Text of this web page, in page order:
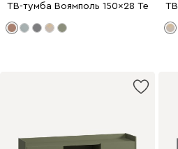
ТВ-тумба Воямполь 150x28